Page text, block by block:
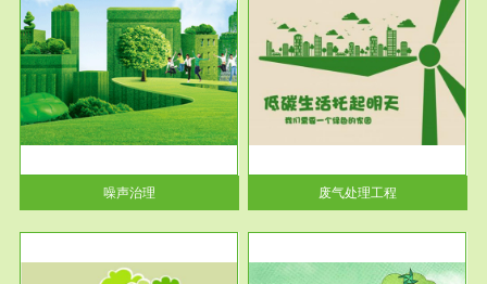
噪声治理
服务范围
废气处理工程
废气处理工程